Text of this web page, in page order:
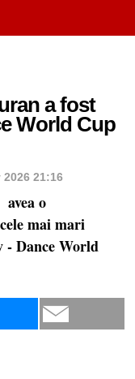
a fost
World Cup
21:16
o
mai mari
Dance World